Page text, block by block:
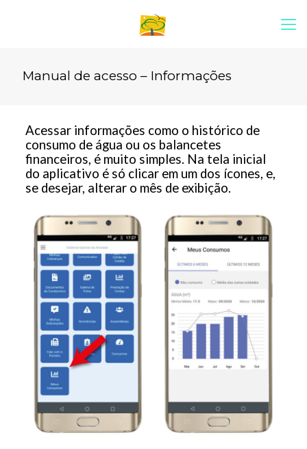
Manual de acesso – Informações
Acessar informações como o histórico de
consumo de água ou os balancetes
financeiros, é muito simples. Na tela inicial
do aplicativo é só clicar em um dos ícones, e,
se desejar, alterar o mês de exibição.